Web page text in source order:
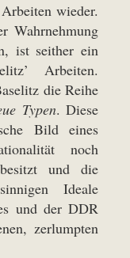
wieder.
Wahrnehmung
ist seither ein
Arbeiten.
die Reihe
Typen. Diese
Bild eines
noch
und die
Ideale
und der DDR
zerlumpten